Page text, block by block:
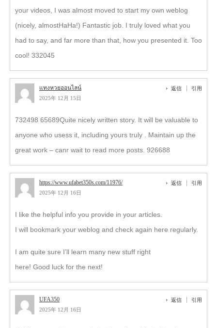
your videos, I was almost moved to start my own weblog
(nicely, almostHaHa!) Fantastic job. I truly loved what you
had to say, and far more than that, how you presented it. Too
cool! 332045
แทงหวยออนไลน์
2025年 12月 15日
返信 引用
732498 65689Quite nicely written story. It will be valuable to
anyone who usess it, including yours truly . Maintain up the
great work – canr wait to read more posts. 926688
https://www.ufabet350s.com/11976/
2025年 12月 16日
返信 引用
I like the helpful info you provide in your articles.
I will bookmark your weblog and check again here regularly.
I am quite sure I’ll learn many new stuff right
here! Good luck for the next!
UFA350
2025年 12月 16日
返信 引用